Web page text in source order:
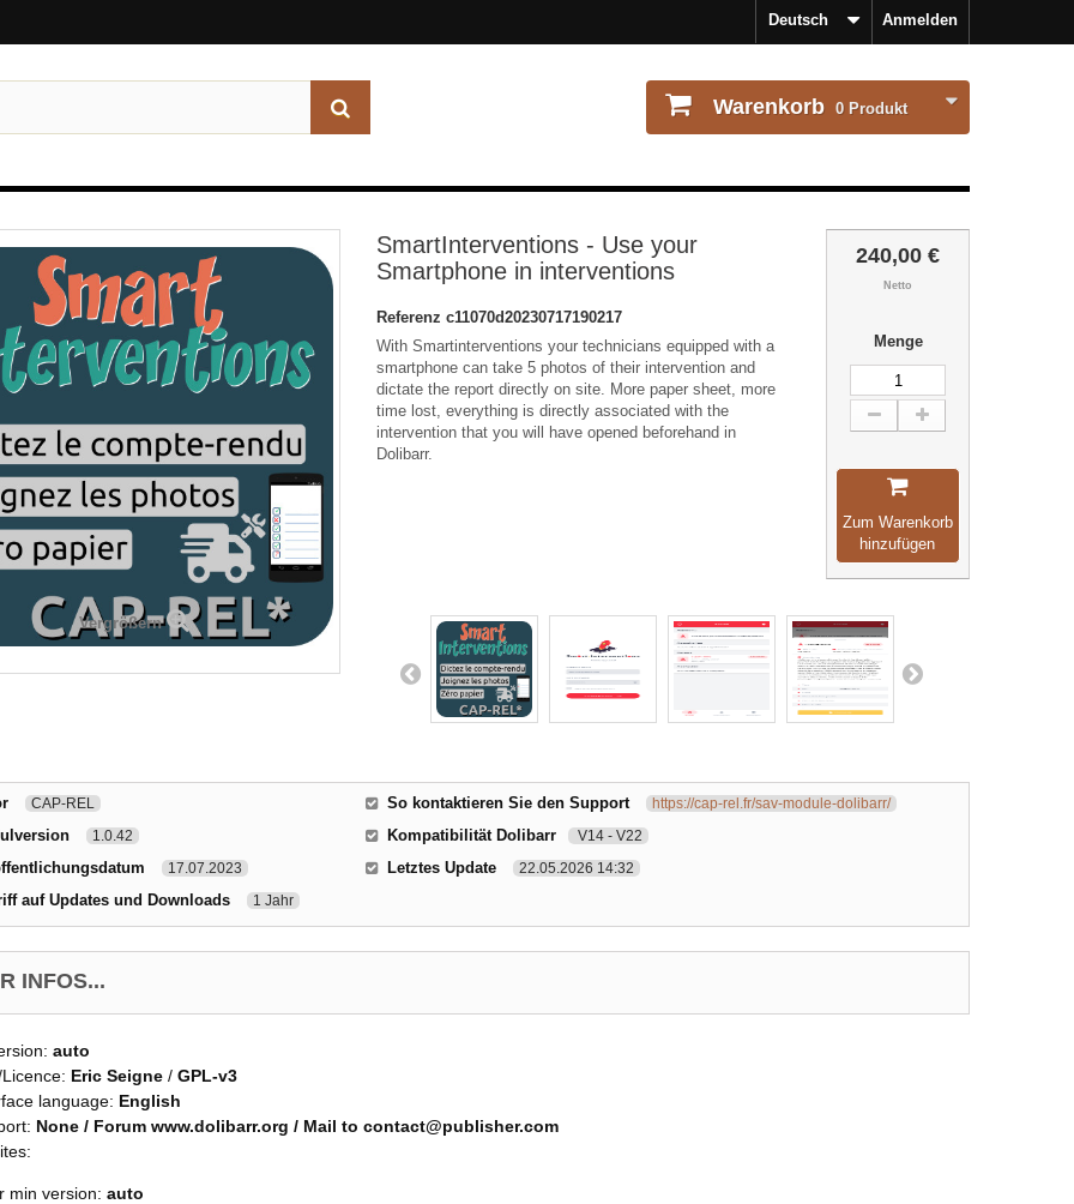
Anmelden
Deutsch
Warenkorb 0 Produkt
Vergrößern
SmartInterventions - Use your
Smartphone in interventions
Referenz c11070d20230717190217
With Smartinterventions your technicians equipped with a
smartphone can take 5 photos of their intervention and
dictate the report directly on site. More paper sheet, more
time lost, everything is directly associated with the
intervention that you will have opened beforehand in
Dolibarr.
240,00 €
Netto
Menge
Zum Warenkorb
hinzufügen
CAP-REL
1.0.42
17.07.2023
auf Updates und Downloads 1 Jahr
So kontaktieren Sie den Support https://cap-rel.fr/sav-module-dolibarr/
Kompatibilität Dolibarr V14 - V22
Letztes Update 22.05.2026 14:32
INFOS...
auto
Eric Seigne / GPL-v3
language: English
None / Forum www.dolibarr.org / Mail to contact@publisher.com
min version: auto